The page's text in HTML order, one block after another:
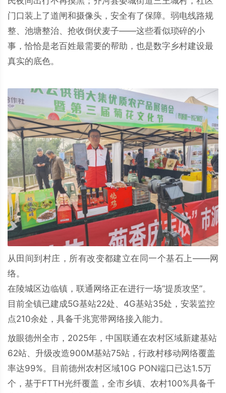
门口装上了道闸和摄像头，安全有了保障。弱电线路规
整、池塘整治、抢收倒伏麦子——这些看似琐碎的小
事，恰恰是老百姓最需要的帮助，也是数字乡村建设最
真实的底色。
从田间到村庄，所有改变都建立在同一个基石上——网
络。
在陵城区边临镇，联通网络正在进行一场“提质攻坚”。
目前全镇已建成5G基站22处、4G基站35处，安装监控
点210余处，具备千兆宽带网络接入能力。
放眼德州全市，2025年，中国联通在农村区域新建基站
62站、升级改造900M基站75站，行政村移动网络覆盖
率达99%。目前德州农村区域10G PON端口已达1.5万
个，基于FTTH光纤覆盖，全市乡镇、农村100%具备千